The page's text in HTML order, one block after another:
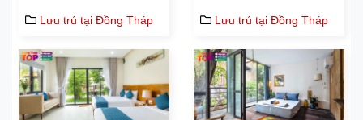
Lưu trú tại Đồng Tháp Lưu trú tại Đồng Tháp